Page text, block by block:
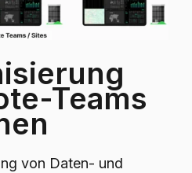
Teams
von Daten- und